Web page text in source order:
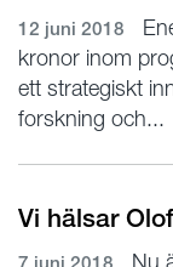
12 juni 2018
kronor inom
ett strategiskt
forskning och...
Vi hälsar
7 juni 2018
Nu